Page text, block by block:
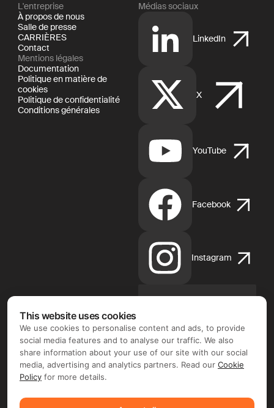
L'entreprise
À propos de nous
Salle de presse
CARRIÈRES
Contact
Mentions légales
Documentation
Politique en matière de
cookies
Politique de confidentialité
Conditions générales
Médias sociaux
LinkedIn
X
YouTube
Facebook
Instagram
Store
d'Apple
This website uses cookies
We use cookies to personalise content and ads, to provide
social media features and to analyse our traffic. We also
share information about your use of our site with our social
media, advertising and analytics partners. Read our Cookie
Policy for more details.